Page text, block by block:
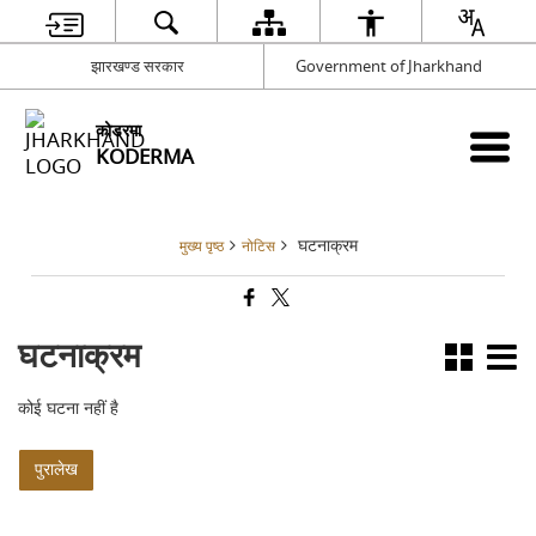
झारखण्ड सरकार Government of Jharkhand
कोडरमा
KODERMA
मुख्य पृष्ठ नोटिस घटनाक्रम
घटनाक्रम
कोई घटना नहीं है
पुरालेख